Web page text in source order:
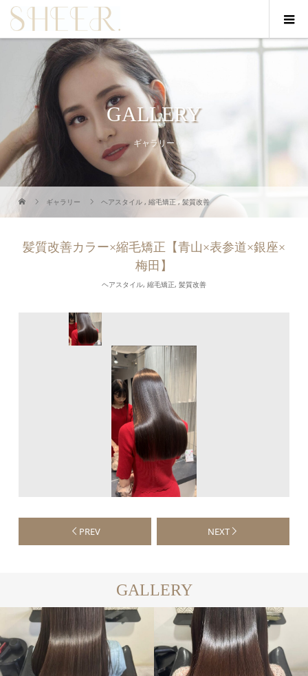
GALLERY
ギャラリー
ギャラリー ヘアスタイル ,縮毛矯正 ,髪質改善
髪質改善カラー×縮毛矯正【青山×表参道×銀座×
梅田】
ヘアスタイル, 縮毛矯正, 髪質改善
PREV NEXT
GALLERY